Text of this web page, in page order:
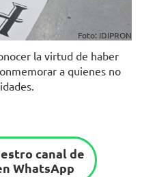
Foto: IDIPRON
la virtud de haber
a quienes no
canal de
WhatsApp